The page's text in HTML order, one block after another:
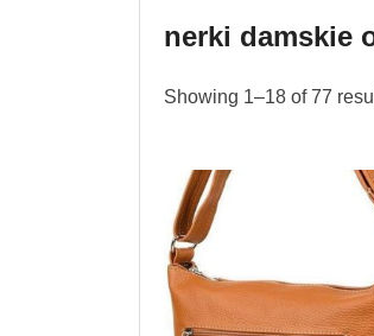
nerki damskie
Showing 1–18 of 77